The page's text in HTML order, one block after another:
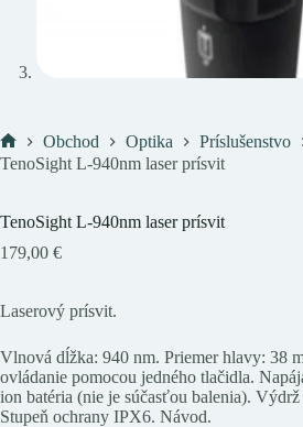
Domov
Obchod Optika Príslušenstvo
TenoSight L-940nm laser prísvit
TenoSight L-940nm laser prísvit
179,00 €
Laserový prísvit.
Vlnová dĺžka: 940 nm. Priemer hlavy: 38
ovládanie pomocou jedného tlačidla.
ion batéria (nie je súčasťou balenia). Výdrž
Stupeň ochrany IPX6. Návod.